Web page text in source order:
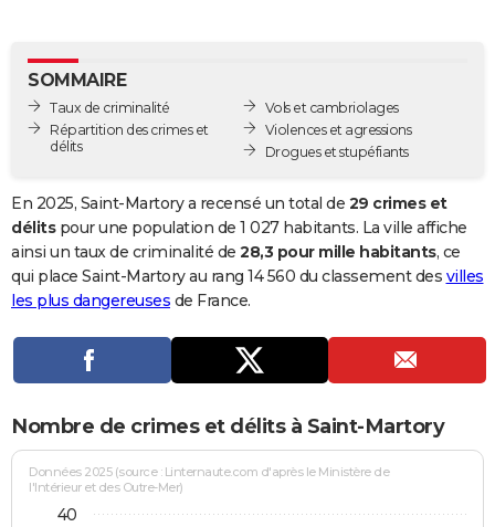
GUIDES D'ACHAT
BONS PLANS
Carte de Noël
Carte Bonne année
Carte Saint-Valentin
Carte Pâques
Carte d'anniversaire
DICTIONNAIRE
Dictionnaire
Biographies
Citations
Expressions
Proverbes
PROGRAMME TV
COPAINS D'AVANT
S'inscrire
Se connecter
Lycées
Collèges
Primaires
Universités
Entreprises
Service militaire
Avis de recherche
AVIS DE DÉCÈS
FORUM
Bricolage
Lifestyle
Culture
Sport
Auto
Television
Voyage
Cinema
SOMMAIRE
Taux de criminalité
Répartition des crimes et
délits
Vols et cambriolages
Violences et agressions
Drogues et stupéfiants
En 2025, Saint-Martory a recensé un total de 29 crimes et
délitspour une population de 1 027 habitants. La ville affiche
ainsi un taux de criminalité de 28,3 pour mille habitants, ce
qui place Saint-Martory au rang 14 560 du classement des villes
les plus dangereuses de France.
Nombre de crimes et délits à Saint-Martory
Données 2025 (source : Linternaute.com d'après le Ministère de
l'Intérieur et des Outre-Mer)
40